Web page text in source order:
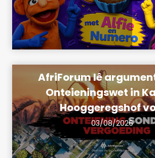
AfriForum lê
Onteieningswet in
Hooggeregshof
03/08/2026